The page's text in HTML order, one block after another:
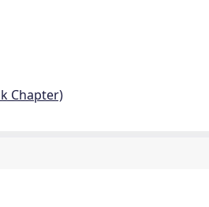
Chapter)